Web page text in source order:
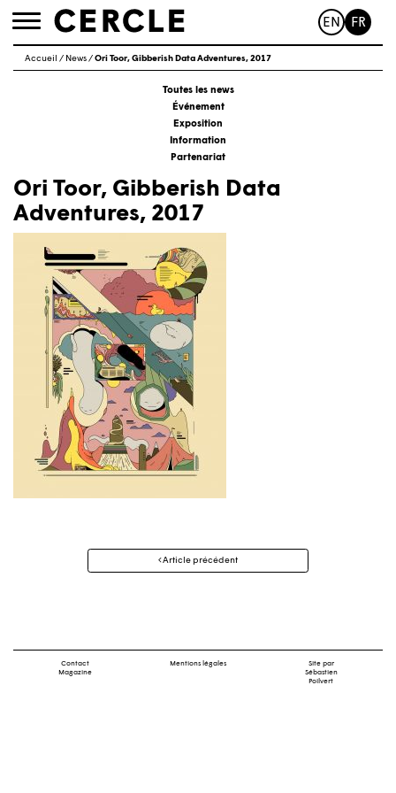
Toggle
EN FR
Accueil / News/Ori Toor, Gibberish Data Adventures, 2017
Toutes les news
Événement
Exposition
Information
Partenariat
Ori Toor, Gibberish Data
Adventures, 2017
Navigation
Article précédent
Contact
Magazine
Mentions légales
Site par
Sébastien
Poilvert